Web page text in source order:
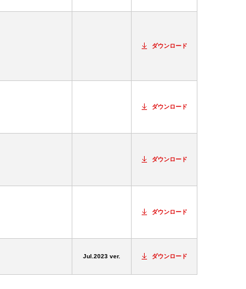
ダウンロード
ダウンロード
ダウンロード
ダウンロード
Jul.2023 ver. ダウンロード